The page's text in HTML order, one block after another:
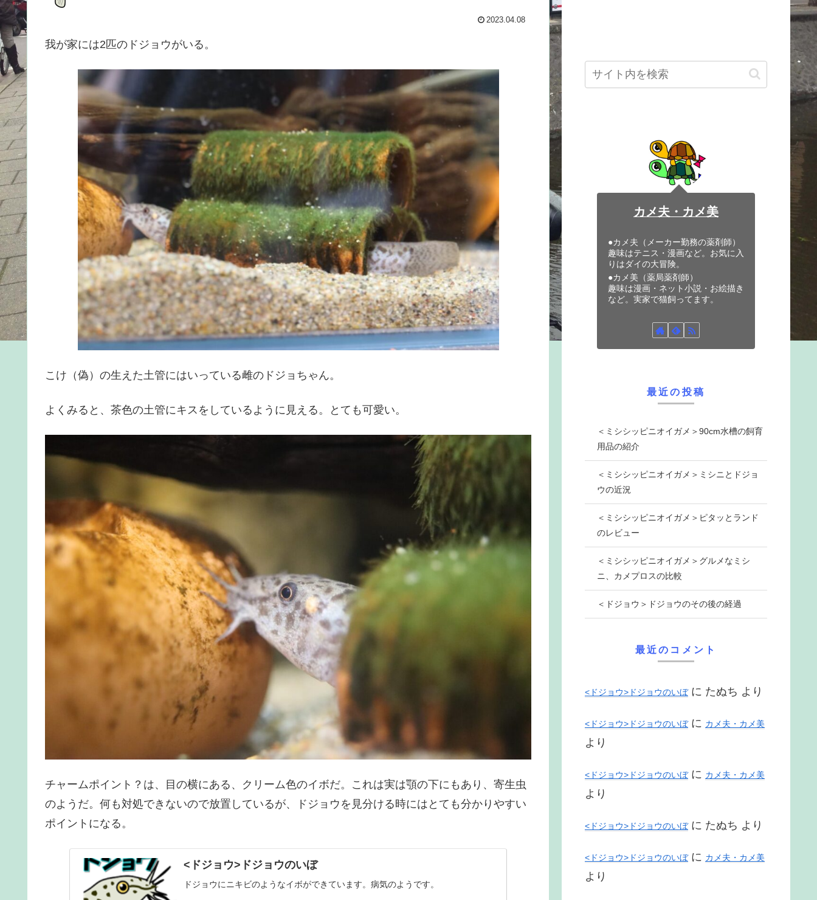
2023.04.08
我が家には2匹のドジョウがいる。
こけ（偽）の生えた土管にはいっている雌のドジョちゃん。
よくみると、茶色の土管にキスをしているように見える。とても可愛い。
チャームポイント？は、目の横にある、クリーム色のイボだ。これは実は顎の下にもあり、寄生虫
のようだ。何も対処できないので放置しているが、ドジョウを見分ける時にはとても分かりやすい
ポイントになる。
<ドジョウ>ドジョウのいぼ
ドジョウにニキビのようなイボができています。病気のようです。
カメ夫・カメ美
●カメ夫（メーカー勤務の薬剤師）
趣味はテニス・漫画など。お気に入
りはダイの大冒険。
●カメ美（薬局薬剤師）
趣味は漫画・ネット小説・お絵描き
など。実家で猫飼ってます。
最近の投稿
＜ミシシッピニオイガメ＞90cm水槽の飼育
用品の紹介
＜ミシシッピニオイガメ＞ミシニとドジョ
ウの近況
＜ミシシッピニオイガメ＞ピタッとランド
のレビュー
＜ミシシッピニオイガメ＞グルメなミシ
ニ、カメプロスの比較
＜ドジョウ＞ドジョウのその後の経過
最近のコメント
<ドジョウ>ドジョウのいぼに たぬち より
<ドジョウ>ドジョウのいぼに カメ夫・カメ美
より
<ドジョウ>ドジョウのいぼに カメ夫・カメ美
より
<ドジョウ>ドジョウのいぼに たぬち より
<ドジョウ>ドジョウのいぼに カメ夫・カメ美
より